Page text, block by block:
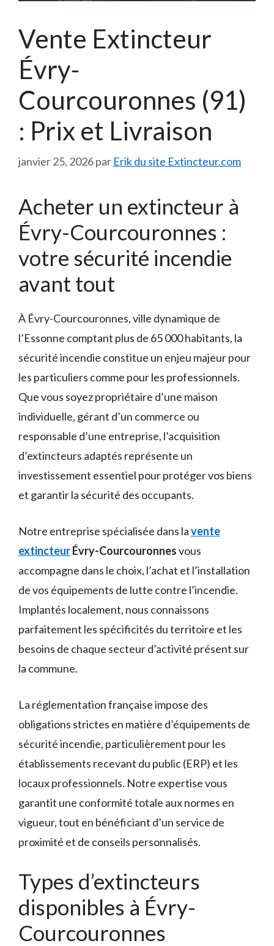
Vente Extincteur
Évry-
Courcouronnes (91)
: Prix et Livraison
janvier 25, 2026par Erik du site Extincteur.com
Acheter un extincteur à
Évry-Courcouronnes :
votre sécurité incendie
avant tout
À Évry-Courcouronnes, ville dynamique de
l’Essonne comptant plus de 65 000 habitants, la
sécurité incendie constitue un enjeu majeur pour
les particuliers comme pour les professionnels.
Que vous soyez propriétaire d’une maison
individuelle, gérant d’un commerce ou
responsable d’une entreprise, l’acquisition
d’extincteurs adaptés représente un
investissement essentiel pour protéger vos biens
et garantir la sécurité des occupants.
Notre entreprise spécialisée dans lavente
extincteurÉvry-Courcouronnesvous
accompagne dans le choix, l’achat et l’installation
de vos équipements de lutte contre l’incendie.
Implantés localement, nous connaissons
parfaitement les spécificités du territoire et les
besoins de chaque secteur d’activité présent sur
la commune.
La réglementation française impose des
obligations strictes en matière d’équipements de
sécurité incendie, particulièrement pour les
établissements recevant du public (ERP) et les
locaux professionnels. Notre expertise vous
garantit une conformité totale aux normes en
vigueur, tout en bénéficiant d’un service de
proximité et de conseils personnalisés.
Types d’extincteurs
disponibles à Évry-
Courcouronnes